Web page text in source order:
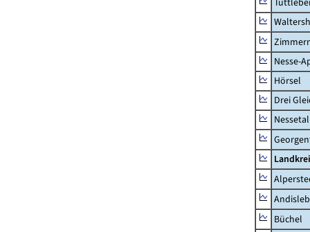
Nesse-
Hörsel
Drei
Nessetal
Büchel